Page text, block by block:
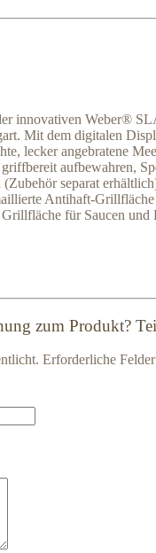
innovativen Weber®
Mit dem digitalen
lecker angebratene
aufbewahren,
separat
Antihaft-
für Saucen
zum Produkt?
Erforderliche